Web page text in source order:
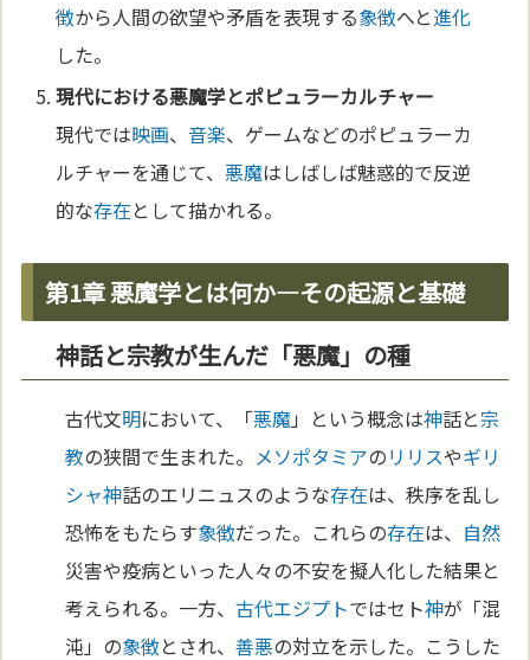
徴から人間の欲望や矛盾を表現する象徴へと進化
した。
現代における悪魔学とポピュラーカルチャー
現代では映画、音楽、ゲームなどのポピュラーカ
ルチャーを通じて、悪魔はしばしば魅惑的で反逆
的な存在として描かれる。
第1章 悪魔学とは何か—その起源と基礎
神話と宗教が生んだ「悪魔」の種
古代文明において、「悪魔」という概念は神話と宗
教の狭間で生まれた。 メソポタミアのリリスやギリ
シャ神話のエリニュスのような存在は、秩序を乱し
恐怖をもたらす象徴だった。これらの存在は、 自然
災害や疫病といった人々の不安を擬人化した結果と
考えられる。一方、古代エジプトではセト神が「混
沌」の象徴とされ、善悪の対立を示した。こうした